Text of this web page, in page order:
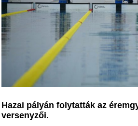
Hazai pályán folytatták az
versenyzői.